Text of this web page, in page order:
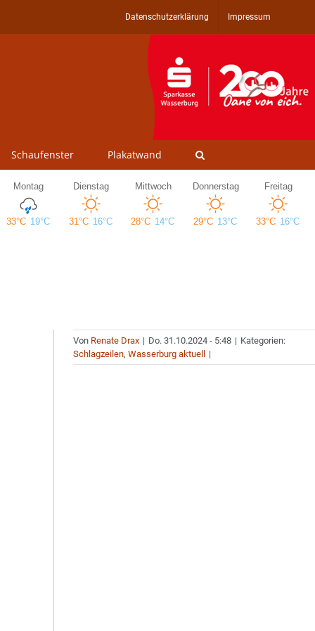
Datenschutzerklärung Impressum
Schaufenster Plakatwand
Von Renate Drax | Do. 31.10.2024 - 5:48 | Kategorien:
Schlagzeilen,Wasserburg aktuell |